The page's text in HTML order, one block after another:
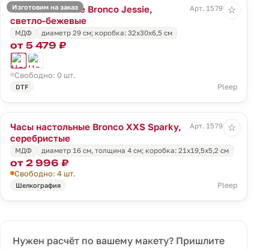
Изготовим на заказ
Часы настенные Bronco Jessie,
светло-бежевые
Арт. 15796.00
МДФ диаметр 29 см; коробка: 32х30х6,5 см
от 5 479 ₽
Свободно: 0 шт.
DTF Pleep
☆
Часы настольные Bronco XXS Sparky,
серебристые
Арт. 15798.10
МДФ диаметр 16 см, толщина 4 см; коробка: 21х19,5х5,2 см
от 2 996 ₽
Свободно: 4 шт.
Шелкография Pleep
☆
Нужен расчёт по вашему макету? Пришлите